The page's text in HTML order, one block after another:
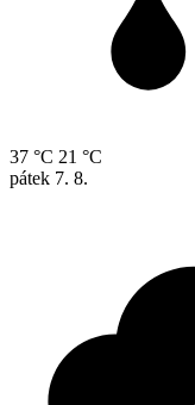
37 °C 21 °C
pátek 7. 8.